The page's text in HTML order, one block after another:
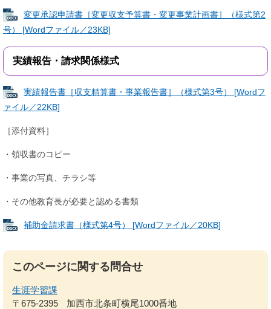
変更承認申請書［変更収支予算書・変更事業計画書］（様式第2
号） [Wordファイル／23KB]
実績報告・請求関係様式
実績報告書［収支精算書・事業報告書］（様式第3号） [Wordフ
ァイル／22KB]
［添付資料］
・領収書のコピー
・事業の写真、チラシ等
・その他教育長が必要と認める書類
補助金請求書（様式第4号） [Wordファイル／20KB]
このページに関する問合せ
生涯学習課
〒675-2395
加西市北条町横尾1000番地